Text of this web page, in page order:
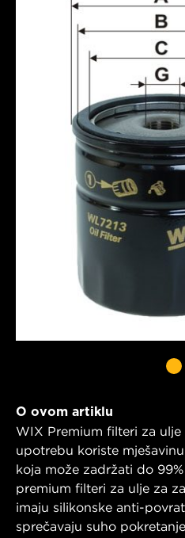
O ovom artiklu
WIX Premium filteri za
upotrebu koriste
koja može zadržati do
premium filteri za ulje za
imaju silikonske anti-
sprečavaju suho